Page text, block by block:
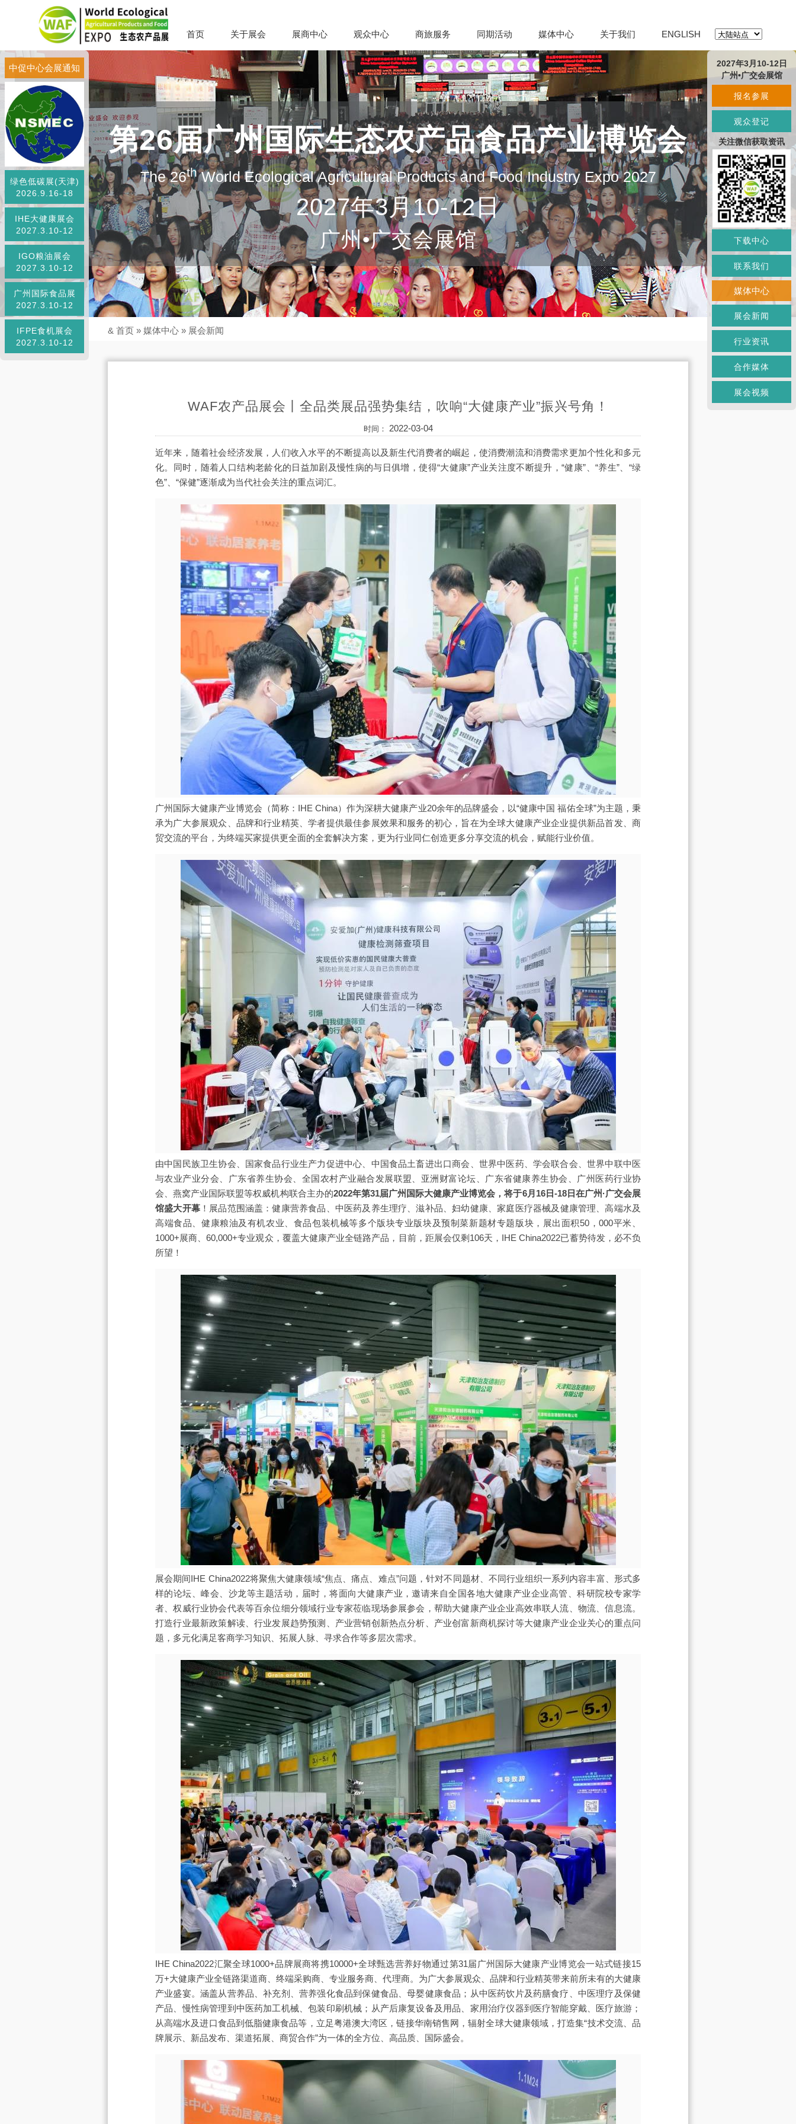
首页 关于展会 展商中心 观众中心 商旅服务 同期活动 媒体中心 关于我们 ENGLISH
第26届广州国际生态农产品食品产业博览会
The 26thWorld Ecological Agricultural Products and Food Industry Expo 2027
2027年3月10-12日
广州•广交会展馆
中促中心会展通知
绿色低碳展(天津)
2026.9.16-18
IHE大健康展会
2027.3.10-12
IGO粮油展会
2027.3.10-12
广州国际食品展
2027.3.10-12
IFPE食机展会
2027.3.10-12
& 首页 » 媒体中心 » 展会新闻
WAF农产品展会丨全品类展品强势集结，吹响“大健康产业”振兴号角！
时间： 2022-03-04
近年来，随着社会经济发展，人们收入水平的不断提高以及新生代消费者的崛起，使消费潮流和消费需求更加个性化和多元
化。同时，随着人口结构老龄化的日益加剧及慢性病的与日俱增，使得“大健康”产业关注度不断提升，“健康”、“养生”、“绿
色”、“保健”逐渐成为当代社会关注的重点词汇。
广州国际大健康产业博览会（简称：IHE China）作为深耕大健康产业20余年的品牌盛会，以“健康中国 福佑全球”为主题，秉
承为广大参展观众、品牌和行业精英、学者提供最佳参展效果和服务的初心，旨在为全球大健康产业企业提供新品首发、商
贸交流的平台，为终端买家提供更全面的全套解决方案，更为行业同仁创造更多分享交流的机会，赋能行业价值。
由中国民族卫生协会、国家食品行业生产力促进中心、中国食品土畜进出口商会、世界中医药、学会联合会、世界中联中医
与农业产业分会、广东省养生协会、全国农村产业融合发展联盟、亚洲财富论坛、广东省健康养生协会、广州医药行业协
会、燕窝产业国际联盟等权威机构联合主办的2022年第31届广州国际大健康产业博览会，将于6月16日-18日在广州·广交会展
馆盛大开幕！展品范围涵盖：健康营养食品、中医药及养生理疗、滋补品、妇幼健康、家庭医疗器械及健康管理、高端水及
高端食品、健康粮油及有机农业、食品包装机械等多个版块专业版块及预制菜新题材专题版块，展出面积50，000平米、
1000+展商、60,000+专业观众，覆盖大健康产业全链路产品，目前，距展会仅剩106天，IHE China2022已蓄势待发，必不负
所望！
展会期间IHE China2022将聚焦大健康领域“焦点、痛点、难点”问题，针对不同题材、不同行业组织一系列内容丰富、形式多
样的论坛、峰会、沙龙等主题活动，届时，将面向大健康产业，邀请来自全国各地大健康产业企业高管、科研院校专家学
者、权威行业协会代表等百余位细分领域行业专家莅临现场参展参会，帮助大健康产业企业高效串联人流、物流、信息流。
打造行业最新政策解读、行业发展趋势预测、产业营销创新热点分析、产业创富新商机探讨等大健康产业企业关心的重点问
题，多元化满足客商学习知识、拓展人脉、寻求合作等多层次需求。
IHE China2022汇聚全球1000+品牌展商将携10000+全球甄选营养好物通过第31届广州国际大健康产业博览会一站式链接15
万+大健康产业全链路渠道商、终端采购商、专业服务商、代理商。为广大参展观众、品牌和行业精英带来前所未有的大健康
产业盛宴。涵盖从营养品、补充剂、营养强化食品到保健食品、母婴健康食品；从中医药饮片及药膳食疗、中医理疗及保健
产品、慢性病管理到中医药加工机械、包装印刷机械；从产后康复设备及用品、家用治疗仪器到医疗智能穿戴、医疗旅游；
从高端水及进口食品到低脂健康食品等，立足粤港澳大湾区，链接华南销售网，辐射全球大健康领域，打造集“技术交流、品
牌展示、新品发布、渠道拓展、商贸合作”为一体的全方位、高品质、国际盛会。
2027年3月10-12日
广州•广交会展馆
报名参展
观众登记
关注微信获取资讯
下载中心
联系我们
媒体中心
展会新闻
行业资讯
合作媒体
展会视频